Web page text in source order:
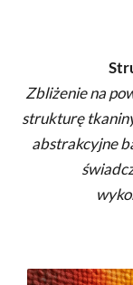
Zbliżenie na
strukturę
abstrakcyjne